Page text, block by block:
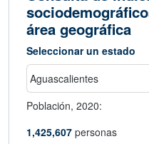
área geográfica
Seleccionar un estado
Población, 2020:
1,425,607 personas